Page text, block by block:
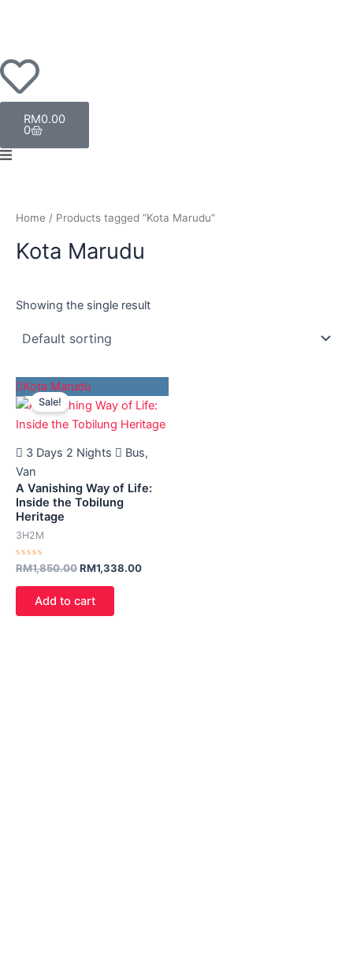
RM0.00
0
Troli
Home / Products tagged “Kota Marudu”
Kota Marudu
Showing the single result
Kota Marudu
Sale!
3 Days 2 Nights
Bus,
Van
A Vanishing Way of Life:
Inside the Tobilung
Heritage
3H2M
Rated
0
out
RM1,850.00
Harga
asal
ialah:
RM1,850.00.
RM1,338.00
semasa
ialah:
RM1,338.00.
Add to cart